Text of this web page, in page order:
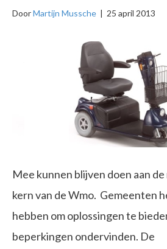
DoorMartijn Mussche | 25 april 2013
Mee kunnen blijven doen aan
kern van de Wmo. Gemeenten
hebben om oplossingen te
beperkingen ondervinden. De